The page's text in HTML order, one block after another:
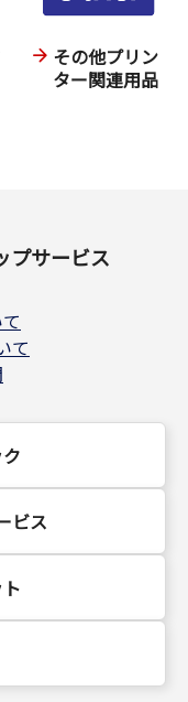
その他プリン
ター関連用品
プサービス
て
ビス